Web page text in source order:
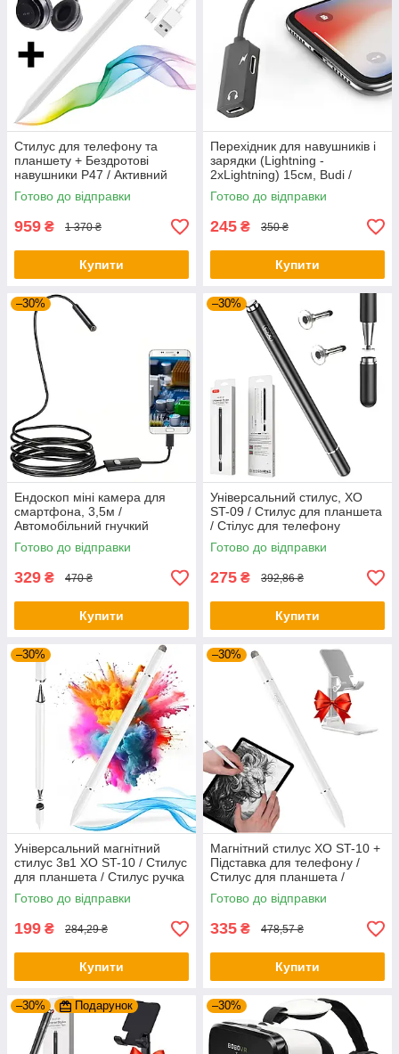
Стилус для телефону та
планшету + Бездротові
навушники P47 / Активний
стилус-ручка для малювання
Готово до відправки
959 ₴ 1 370 ₴
Купити
Перехідник для навушників і
зарядки (Lightning -
2хLightning) 15см, Budi /
Адаптер для навушників
айфон
Готово до відправки
245 ₴ 350 ₴
Купити
–30%
Ендоскоп міні камера для
смартфона, 3,5м /
Автомобільний гнучкий
ендоскоп / Міні камера для
телефону
Готово до відправки
329 ₴ 470 ₴
Купити
–30%
Універсальний стилус, XO
ST-09 / Стилус для планшета
/ Стілус для телефону
Готово до відправки
275 ₴ 392,86 ₴
Купити
–30%
Універсальний магнітний
стилус 3в1 XO ST-10 / Стилус
для планшета / Стилус ручка
для телефону
Готово до відправки
199 ₴ 284,29 ₴
Купити
–30%
Магнітний стилус XO ST-10 +
Підставка для телефону /
Стилус для планшета /
Стилус ручка для телефону
Готово до відправки
335 ₴ 478,57 ₴
Купити
–30% Подарунок –30%